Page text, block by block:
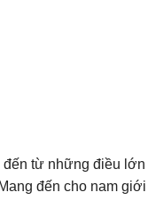
từ những điều
đến cho nam